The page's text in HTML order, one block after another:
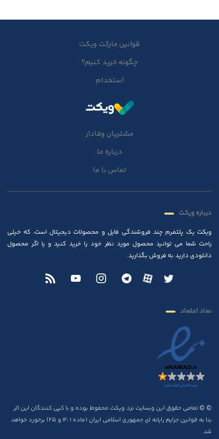
قوانین مارکت ویکت
چگونه خرید کنیم؟
استخدام
مشتریان وفادار
درباره ما
تماس با ما
درباره ویکت
ویکت یک پلتفرم چند فروشندگی فایل و محصولات دیجیتال است، که خیلی
راحت شما می توانید محصول مورد نظر خود را خرید کنید و یا اگر محصول
دانلودی دارید به فروش بگذارید.
نماد اعتماد
© © تمامی حقوق این وبسایت نزد ویکت محفوظ بوده و با کپی کنندگان این اثر
بنا به قوانین جرایم رایانه ای جمهوری اسلامی ایران (ماده ۱ ،۱۲ و ۲۵) برخورد خواهد
شد.